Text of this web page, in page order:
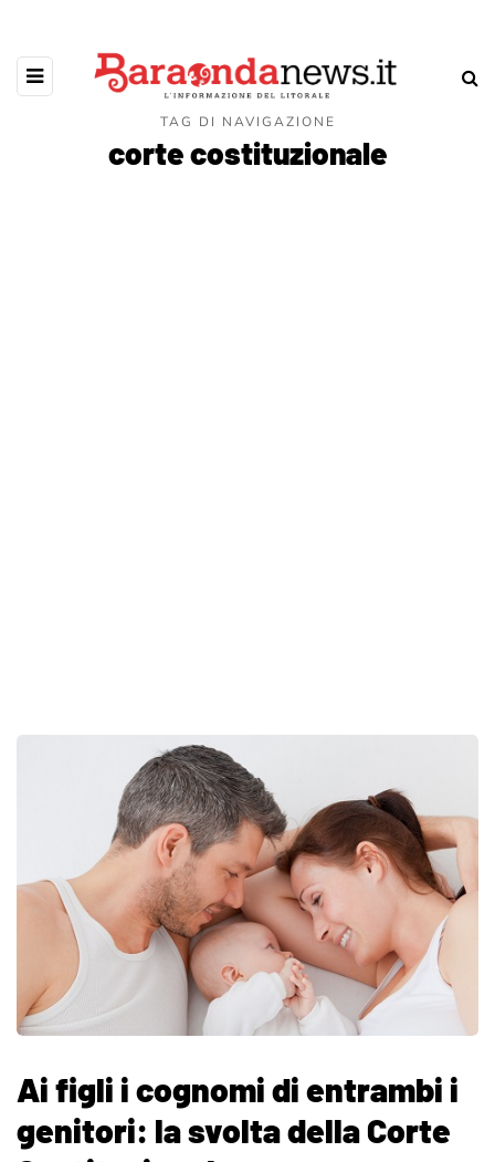
TAG DI NAVIGAZIONE
corte costituzionale
Ai figli i cognomi di entrambi i
genitori: la svolta della Corte